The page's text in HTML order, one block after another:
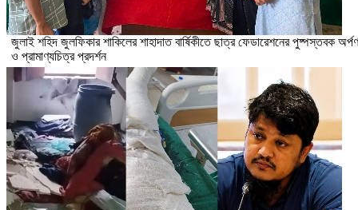
​জুলাই শহিদ জুলফিকার শাকিলের শাহাদাত বার্ষিকীতে ছাত্র ফেডারেশনের পুষ্পস্তবক অর্পণ
ও প্রামাণ্যচিত্র প্রদর্শন